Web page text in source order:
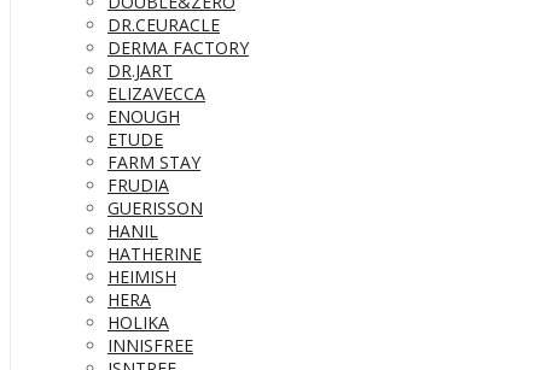
DR.CEURACLE
DERMA FACTORY
DR.JART
ELIZAVECCA
ENOUGH
ETUDE
FARM STAY
FRUDIA
GUERISSON
HANIL
HATHERINE
HEIMISH
HERA
HOLIKA
INNISFREE